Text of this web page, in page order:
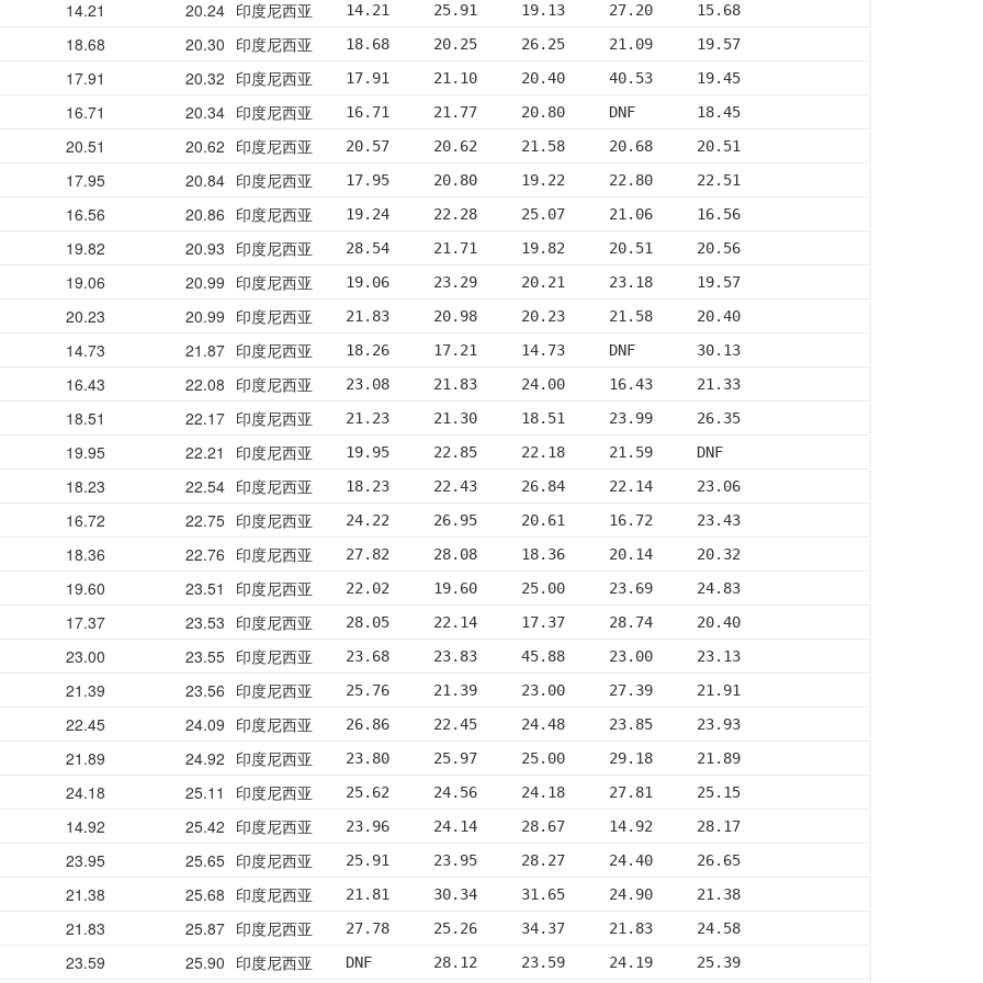
14.21 20.24 印度尼西亚 14.21     25.91     19.13     27.20     15.68
18.68 20.30 印度尼西亚 18.68     20.25     26.25     21.09     19.57
17.91 20.32 印度尼西亚 17.91     21.10     20.40     40.53     19.45
16.71 20.34 印度尼西亚 16.71     21.77     20.80     DNF       18.45
20.51 20.62 印度尼西亚 20.57     20.62     21.58     20.68     20.51
17.95 20.84 印度尼西亚 17.95     20.80     19.22     22.80     22.51
16.56 20.86 印度尼西亚 19.24     22.28     25.07     21.06     16.56
19.82 20.93 印度尼西亚 28.54     21.71     19.82     20.51     20.56
19.06 20.99 印度尼西亚 19.06     23.29     20.21     23.18     19.57
20.23 20.99 印度尼西亚 21.83     20.98     20.23     21.58     20.40
14.73 21.87 印度尼西亚 18.26     17.21     14.73     DNF       30.13
16.43 22.08 印度尼西亚 23.08     21.83     24.00     16.43     21.33
18.51 22.17 印度尼西亚 21.23     21.30     18.51     23.99     26.35
19.95 22.21 印度尼西亚 19.95     22.85     22.18     21.59     DNF
18.23 22.54 印度尼西亚 18.23     22.43     26.84     22.14     23.06
16.72 22.75 印度尼西亚 24.22     26.95     20.61     16.72     23.43
18.36 22.76 印度尼西亚 27.82     28.08     18.36     20.14     20.32
19.60 23.51 印度尼西亚 22.02     19.60     25.00     23.69     24.83
17.37 23.53 印度尼西亚 28.05     22.14     17.37     28.74     20.40
23.00 23.55 印度尼西亚 23.68     23.83     45.88     23.00     23.13
21.39 23.56 印度尼西亚 25.76     21.39     23.00     27.39     21.91
22.45 24.09 印度尼西亚 26.86     22.45     24.48     23.85     23.93
21.89 24.92 印度尼西亚 23.80     25.97     25.00     29.18     21.89
24.18 25.11 印度尼西亚 25.62     24.56     24.18     27.81     25.15
14.92 25.42 印度尼西亚 23.96     24.14     28.67     14.92     28.17
23.95 25.65 印度尼西亚 25.91     23.95     28.27     24.40     26.65
21.38 25.68 印度尼西亚 21.81     30.34     31.65     24.90     21.38
21.83 25.87 印度尼西亚 27.78     25.26     34.37     21.83     24.58
23.59 25.90 印度尼西亚 DNF       28.12     23.59     24.19     25.39